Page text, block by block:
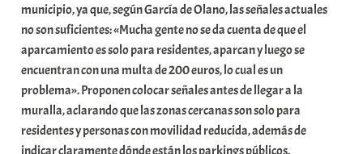
municipio, ya que, según García de Olano, las señales actuales
no son suficientes: «Mucha gente no se da cuenta de que el
aparcamiento es solo para residentes, aparcan y luego se
encuentran con una multa de 200 euros, lo cual es un
problema». Proponen colocar señales antes de llegar a la
muralla, aclarando que las zonas cercanas son solo para
residentes y personas con movilidad reducida, además de
indicar claramente dónde están los parkings públicos.